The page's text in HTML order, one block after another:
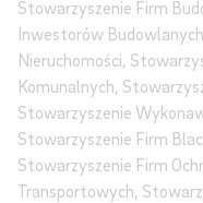
Stowarzyszenie Firm
Inwestorów
Nieruchomości,
Komunalnych,
Stowarzyszenie
Stowarzyszenie Firm
Stowarzyszenie Firm
Transportowych,